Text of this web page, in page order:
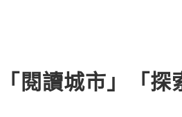
閱讀城市」「探